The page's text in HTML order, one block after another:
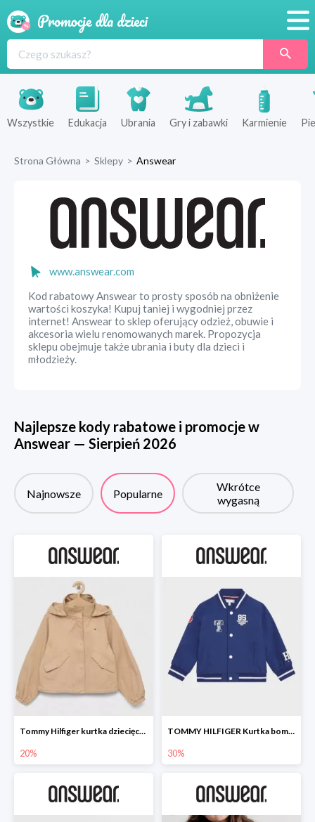
Produkty
Sklepy
Wszystkie Edukacja Ubrania Gry i zabawki Karmienie
Strona Główna > Sklepy > Answear
www.answear.com
Kod rabatowy Answear to prosty sposób na obniżenie
wartości koszyka! Kupuj taniej i wygodniej przez
internet! Answear to sklep oferujący odzież, obuwie i
akcesoria wielu renomowanych marek. Propozycja
sklepu obejmuje także ubrania i buty dla dzieci i
młodzieży.
Najlepsze kody rabatowe i promocje w
Answear — Sierpień 2026
Najnowsze Popularne
Wkrótce
wygasną
Tommy Hilfiger kurtka dziecięca -20%
20%
TOMMY HILFIGER Kurtka bomber -30%
30%